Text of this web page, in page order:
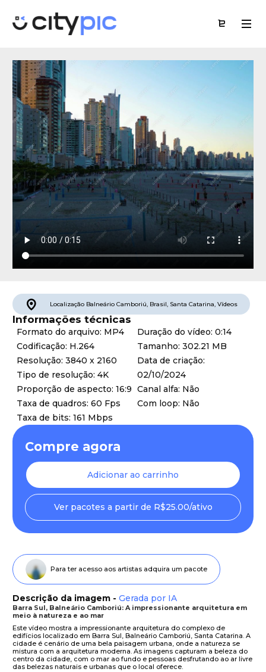
Localização Balneário Camboriú, Brasil, Santa Catarina, Vídeos
Informações técnicas
Formato do arquivo: MP4
Codificação: H.264
Resolução: 3840 x 2160
Tipo de resolução: 4K
Proporção de aspecto: 16:9
Taxa de quadros: 60 Fps
Taxa de bits: 161 Mbps
Duração do vídeo: 0:14
Tamanho: 302.21 MB
Data de criação:
02/10/2024
Canal alfa: Não
Com loop: Não
Compre agora
Adicionar ao carrinho
Ver pacotes a partir de R$25.00/ativo
Para ter acesso aos artistas adquira um pacote
Descrição da imagem - Gerada por IA
Barra Sul, Balneário Camboriú: A impressionante arquitetura em
meio à natureza e ao mar
Este vídeo mostra a impressionante arquitetura do complexo de
edifícios localizado em Barra Sul, Balneário Camboriú, Santa Catarina. A
cidade é cenário de uma bela paisagem urbana, onde a natureza se
mistura com a arquitetura moderna. As imagens capturam a beleza do
centro da cidade, com o mar ao fundo e pessoas desfrutando ao ar livre
das belezas naturais e urbanas que o local oferece.